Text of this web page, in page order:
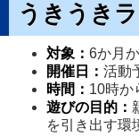
うきうき
対象： 6か月
開催日： 活動
時間： 10時か
遊びの目的：
を引き出す環